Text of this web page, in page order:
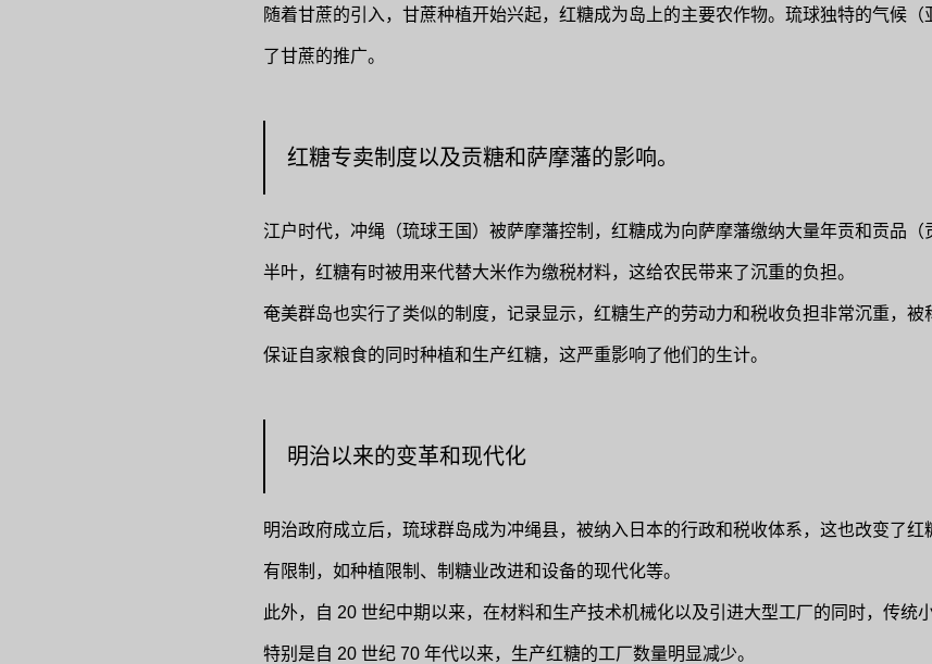
随着甘蔗的引入，甘蔗种植开始兴起，红糖成为岛上的主要农作物。琉球独特的气候
了甘蔗的推广。
红糖专卖制度以及贡糖和萨摩藩的影响。
江户时代，冲绳（琉球王国）被萨摩藩控制，红糖成为向萨摩藩缴纳大量年贡和贡品
半叶，红糖有时被用来代替大米作为缴税材料，这给农民带来了沉重的负担。
奄美群岛也实行了类似的制度，记录显示，红糖生产的劳动力和税收负担非常沉重，
保证自家粮食的同时种植和生产红糖，这严重影响了他们的生计。
明治以来的变革和现代化
明治政府成立后，琉球群岛成为冲绳县，被纳入日本的行政和税收体系，这也改变了
有限制，如种植限制、制糖业改进和设备的现代化等。
此外，自 20 世纪中期以来，在材料和生产技术机械化以及引进大型工厂的同时，传统
特别是自 20 世纪 70 年代以来，生产红糖的工厂数量明显减少。